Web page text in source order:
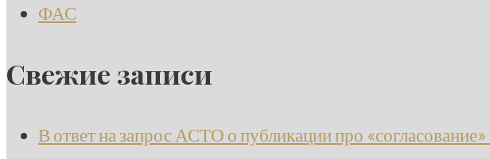
ФАС
Свежие записи
В ответ на запрос АСТО о публикации про